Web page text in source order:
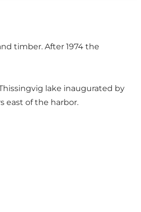
timber. After 1974 the
lake inaugurated by
east of the harbor.